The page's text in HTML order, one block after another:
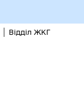
Відділ ЖКГ